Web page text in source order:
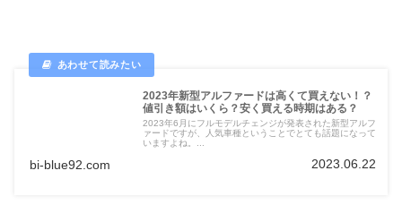
2023年新型アルファードは高くて買えない！？
値引き額はいくら？安く買える時期はある？
2023年6月にフルモデルチェンジが発表された新型アルフ
ァードですが、人気車種ということでとても話題になって
いますよね。...
bi-blue92.com 2023.06.22